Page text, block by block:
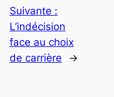
Suivante :
L’indécision
face au choix
de carrière
→